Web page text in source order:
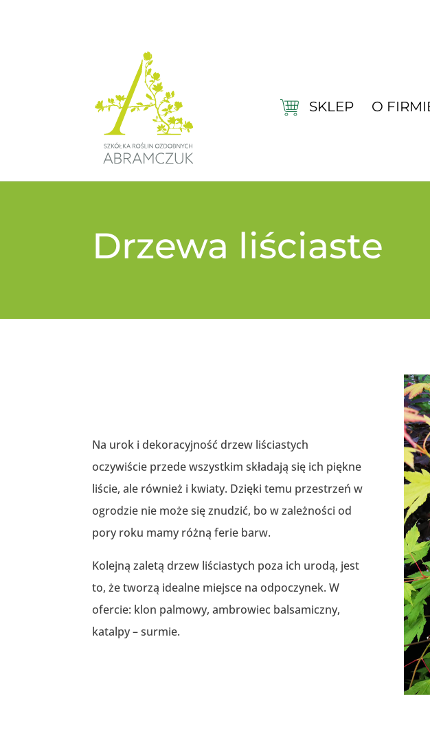
SKLEP O
Drzewa liściaste
Na urok i dekoracyjność drzew liściastych
oczywiście przede wszystkim składają się ich piękne
liście, ale również i kwiaty. Dzięki temu przestrzeń w
ogrodzie nie może się znudzić, bo w zależności od
pory roku mamy różną ferie barw.
Kolejną zaletą drzew liściastych poza ich urodą, jest
to, że tworzą idealne miejsce na odpoczynek. W
ofercie: klon palmowy, ambrowiec balsamiczny,
katalpy – surmie.